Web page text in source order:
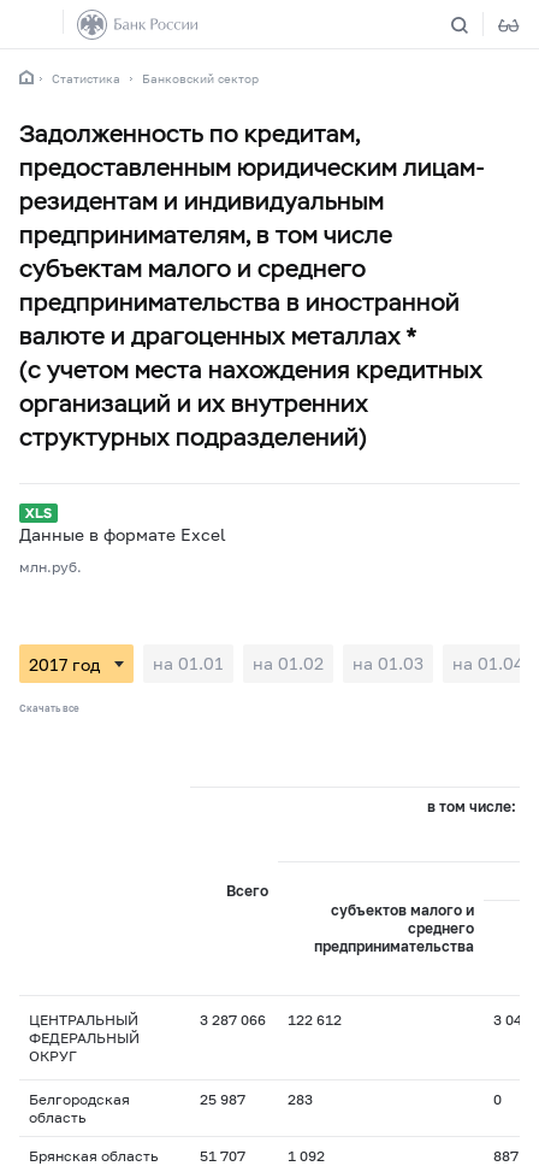
Статистика Банковский сектор
Задолженность по кредитам,
предоставленным юридическим лицам-
резидентам и индивидуальным
предпринимателям, в том числе
субъектам малого и среднего
предпринимательства в иностранной
валюте и драгоценных металлах *
(с учетом места нахождения кредитных
организаций и их внутренних
структурных подразделений)
Данные в формате Excel
млн.руб.
на 01.01 на 01.02 на 01.03 на 01.04
Скачать все
Всего
в том числе:
субъектов малого и
среднего
предпринимательства
ЦЕНТРАЛЬНЫЙ
ФЕДЕРАЛЬНЫЙ
ОКРУГ
3 287 066 122 612 3 043
Белгородская
область
25 987 283 0
Брянская область 51 707 1 092 887